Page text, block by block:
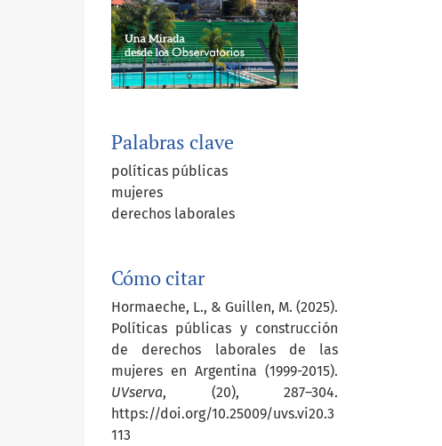
Palabras clave
políticas públicas
mujeres
derechos laborales
Cómo citar
Hormaeche, L., & Guillen, M. (2025).
Políticas públicas y construcción
de derechos laborales de las
mujeres en Argentina (1999-2015).
UVserva, (20), 287–304.
https://doi.org/10.25009/uvs.vi20.3
113